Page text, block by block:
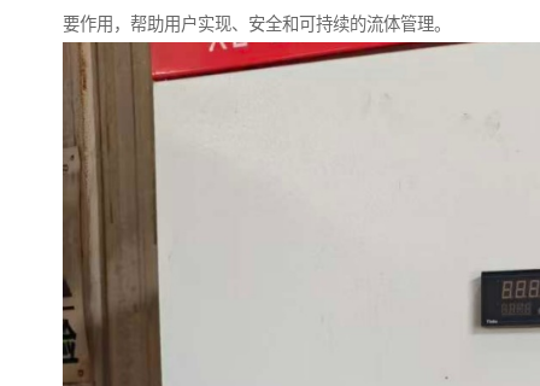
要作用，帮助用户实现、安全和可持续的流体管理。